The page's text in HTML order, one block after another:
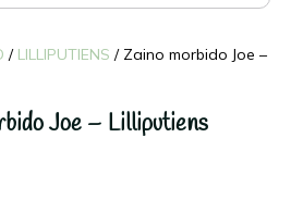
/ LILLIPUTIENS / Zaino morbido Joe –
Joe – Lilliputiens